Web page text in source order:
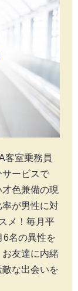
客室乗務員
ービスで
色兼備の現
が男性に対
メ！毎月平
6名の異性を
友達に内緒
な出会いを